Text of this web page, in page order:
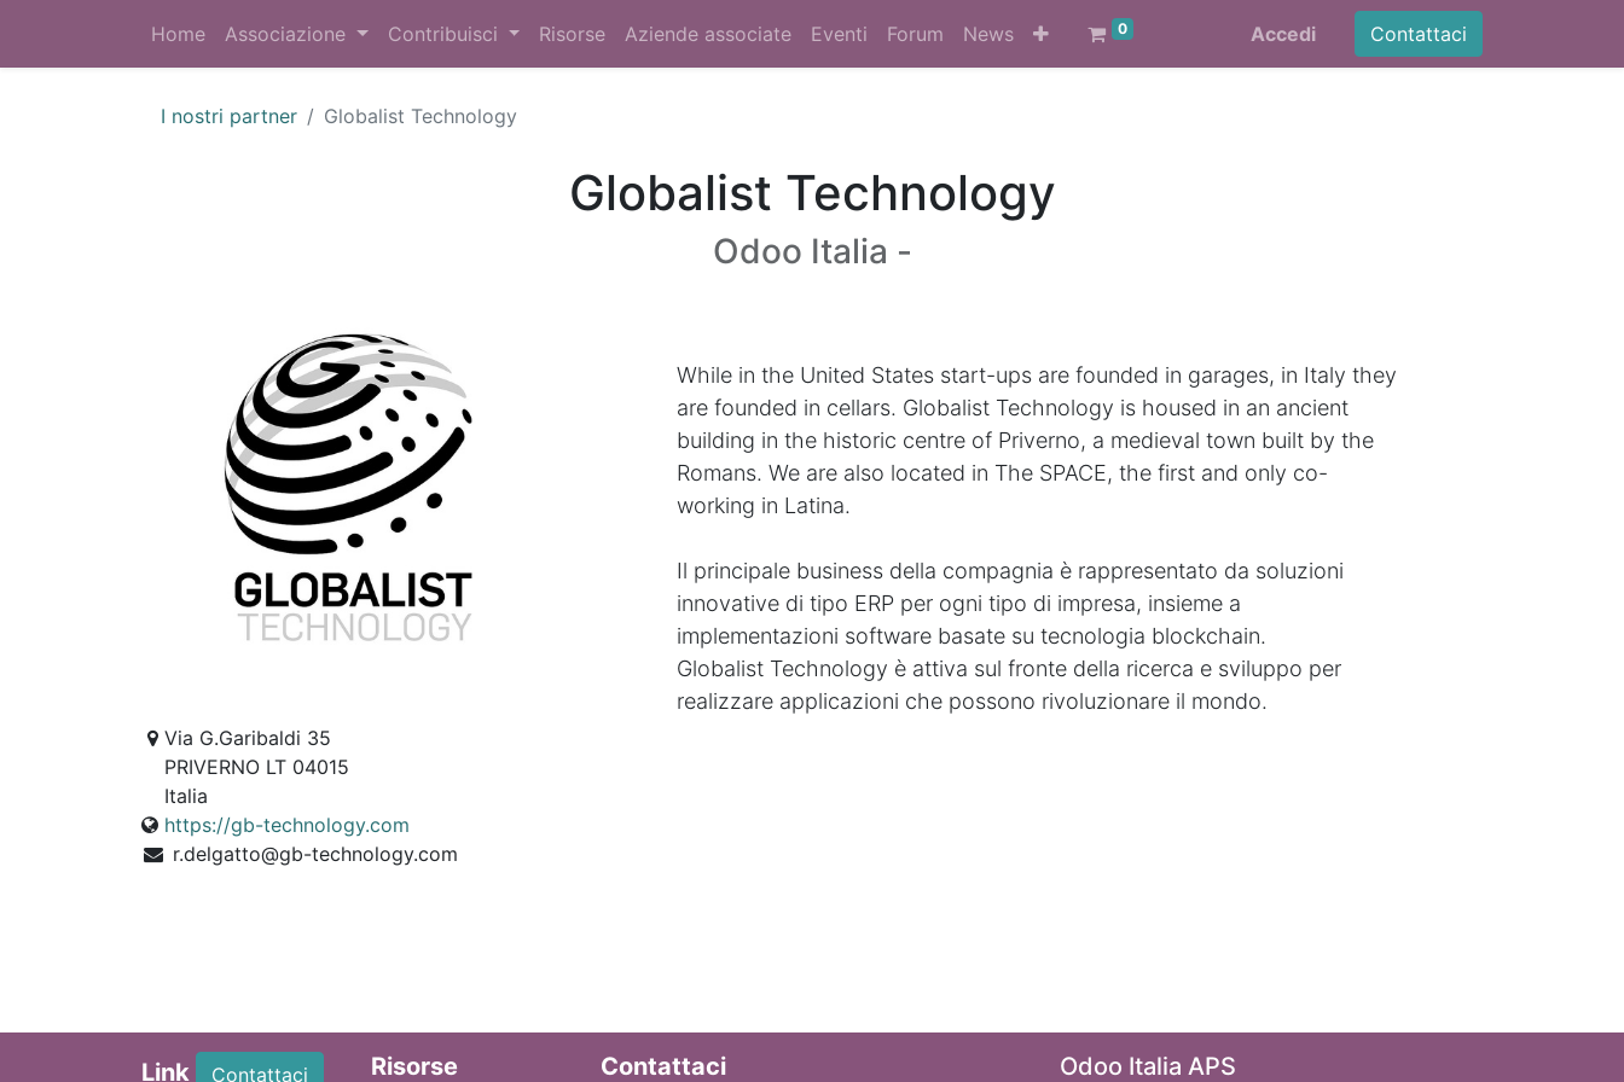
Home Associazione Contribuisci Risorse Aziende associate Eventi Forum News 0 Accedi Contattaci
I nostri partner Globalist Technology
Globalist Technology
Odoo Italia -
Via G.Garibaldi 35
PRIVERNO LT 04015
Italia
https://gb-technology.com
r.delgatto@gb-technology.com
While in the United States start-ups are founded in garages, in Italy they
are founded in cellars. Globalist Technology is housed in an ancient
building in the historic centre of Priverno, a medieval town built by the
Romans. We are also located in The SPACE, the first and only co-
working in Latina.
Il principale business della compagnia è rappresentato da soluzioni
innovative di tipo ERP per ogni tipo di impresa, insieme a
implementazioni software basate su tecnologia blockchain.
Globalist Technology è attiva sul fronte della ricerca e sviluppo per
realizzare applicazioni che possono rivoluzionare il mondo.
Link Contattaci Risorse Contattaci Odoo Italia APS